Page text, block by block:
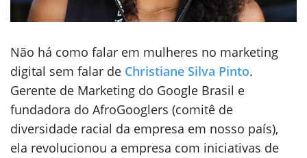
Não há como falar em mulheres no marketing
digital sem falar de Christiane Silva Pinto.
Gerente de Marketing do Google Brasil e
fundadora do AfroGooglers (comitê de
diversidade racial da empresa em nosso país),
ela revolucionou a empresa com iniciativas de